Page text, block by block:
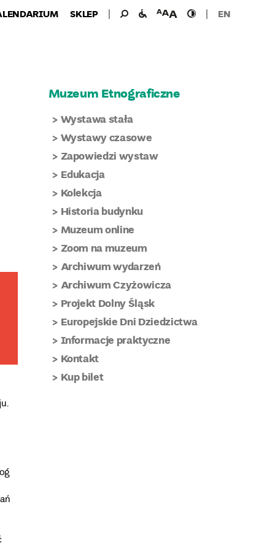
SKLEP Wyszukaj
Wyszukiwanie
dla:
udogodnieniawielkość
czcionki
wysoki
kontrast
EN
Muzeum Etnograficzne
Wystawa stała
Wystawy czasowe
Zapowiedzi wystaw
Edukacja
Kolekcja
Historia budynku
Muzeum online
Zoom na muzeum
Archiwum wydarzeń
Archiwum Czyżowicza
Projekt Dolny Śląsk
Europejskie Dni Dziedzictwa
Informacje praktyczne
Kontakt
Kup bilet